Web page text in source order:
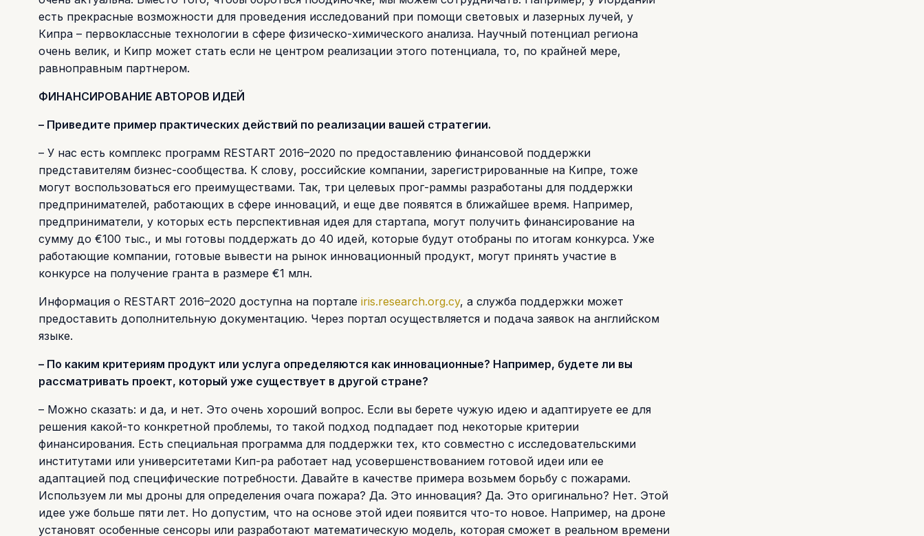
есть прекрасные возможности для проведения исследований при помощи световых и лазерных лучей, у
Кипра – первоклассные технологии в сфере физическо-химического анализа. Научный потенциал региона
очень велик, и Кипр может стать если не центром реализации этого потенциала, то, по крайней мере,
равноправным партнером.
ФИНАНСИРОВАНИЕ АВТОРОВ ИДЕЙ
– Приведите пример практических действий по реализации вашей стратегии.
– У нас есть комплекс программ RESTART 2016–2020 по предоставлению финансовой поддержки
представителям бизнес-сообщества. К слову, российские компании, зарегистрированные на Кипре, тоже
могут воспользоваться его преимуществами. Так, три целевых прог-раммы разработаны для поддержки
предпринимателей, работающих в сфере инноваций, и еще две появятся в ближайшее время. Например,
предприниматели, у которых есть перспективная идея для стартапа, могут получить финансирование на
сумму до €100 тыс., и мы готовы поддержать до 40 идей, которые будут отобраны по итогам конкурса. Уже
работающие компании, готовые вывести на рынок инновационный продукт, могут принять участие в
конкурсе на получение гранта в размере €1 млн.
Информация о RESTART 2016–2020 доступна на портале iris.research.org.cy, а служба поддержки может
предоставить дополнительную документацию. Через портал осуществляется и подача заявок на английском
языке.
– По каким критериям продукт или услуга определяются как инновационные? Например, будете ли вы
рассматривать проект, который уже существует в другой стране?
– Можно сказать: и да, и нет. Это очень хороший вопрос. Если вы берете чужую идею и адаптируете ее для
решения какой-то конкретной проблемы, то такой подход подпадает под некоторые критерии
финансирования. Есть специальная программа для поддержки тех, кто совместно с исследовательскими
институтами или университетами Кип-ра работает над усовершенствованием готовой идеи или ее
адаптацией под специфические потребности. Давайте в качестве примера возьмем борьбу с пожарами.
Используем ли мы дроны для определения очага пожара? Да. Это инновация? Да. Это оригинально? Нет. Этой
идее уже больше пяти лет. Но допустим, что на основе этой идеи появится что-то новое. Например, на дроне
установят особенные сенсоры или разработают математическую модель, которая сможет в реальном времени